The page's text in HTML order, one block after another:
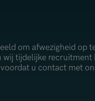
om afwezigheid op
wij tijdelijke recruitment
u contact met